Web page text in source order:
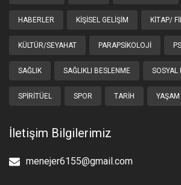
HABERLER KIŞISEL GELIŞIM KITAP/
KÜLTÜR/SEYAHAT PARAPSIKOLOJI
SAĞLIK SAĞLIKLI BESLENME SOSYAL
SPIRITÜEL SPOR TARIH YAŞAM
İletişim Bilgilerimiz
menejer6155@gmail.com